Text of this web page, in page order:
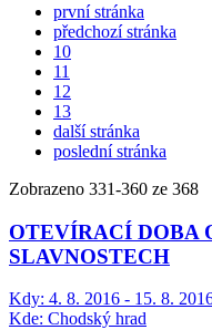
první stránka
předchozí stránka
10
11
12
13
další stránka
poslední stránka
Zobrazeno 331-360 ze 368
OTEVÍRACÍ DOBA
SLAVNOSTECH
Kdy: 4. 8. 2016 - 15. 8.
Kde: Chodský hrad